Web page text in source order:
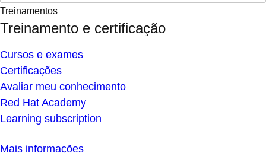
Treinamentos
Treinamento e certificação
Cursos e exames
Certificações
Avaliar meu conhecimento
Red Hat Academy
Learning subscription
Mais informações